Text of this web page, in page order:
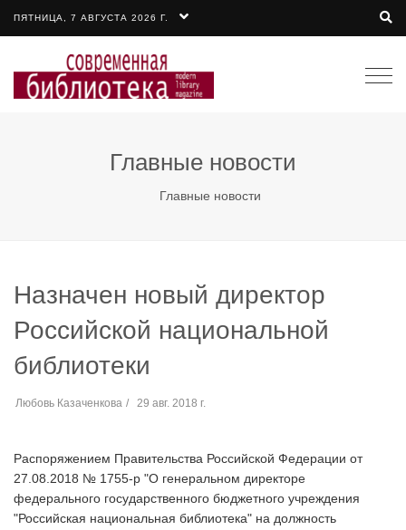
ПЯТНИЦА, 7 АВГУСТА 2026 Г.
Главные новости
Главные новости
Назначен новый директор
Российской национальной
библиотеки
Любовь Казаченкова 29 авг. 2018 г.
Распоряжением Правительства Российской Федерации от
27.08.2018 № 1755-р "О генеральном директоре
федерального государственного бюджетного учреждения
"Российская национальная библиотека" на должность